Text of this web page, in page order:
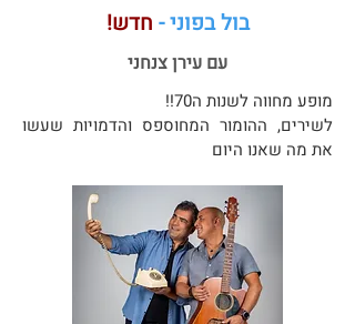
בול בפוני - חדש!
עם עירן צנחני
מופע מחווה לשנות ה70!!
לשירים, ההומור המחוספס והדמויות שעשו
את מה שאנו היום